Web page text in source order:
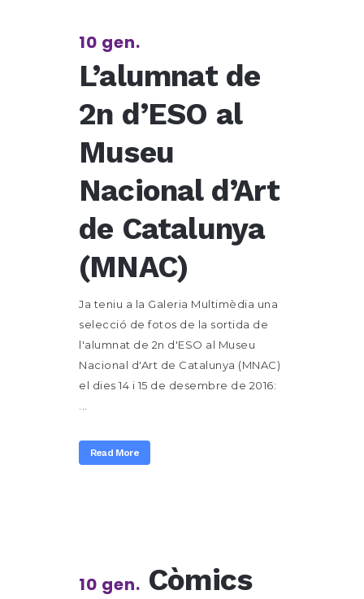
10 gen.
L’alumnat de
2n d’ESO al
Museu
Nacional d’Art
de Catalunya
(MNAC)
Ja teniu a la Galeria Multimèdia una
selecció de fotos de la sortida de
l'alumnat de 2n d'ESO al Museu
Nacional d'Art de Catalunya (MNAC)
el dies 14 i 15 de desembre de 2016:
Read More
10 gen. Còmics